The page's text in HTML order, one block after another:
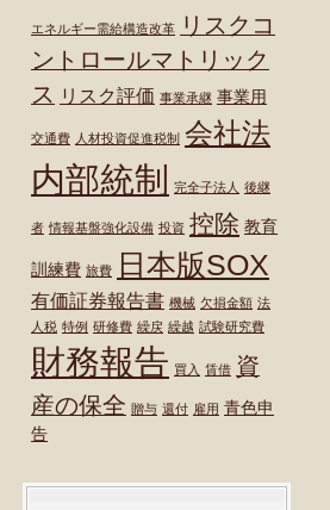
エネルギー需給構造改革
リスクコ
ントロールマトリック
ス リスク評価 事業承継 事業用
交通費 人材投資促進税制 会社法
内部統制 完全子法人 後継
者 情報基盤強化設備 投資 控除 教育
訓練費 旅費 日本版SOX
有価証券報告書 機械 欠損金額 法
人税 特例 研修費 繰戻 繰越 試験研究費
財務報告 買入 賃借 資
産の保全 贈与 還付 雇用 青色申
告